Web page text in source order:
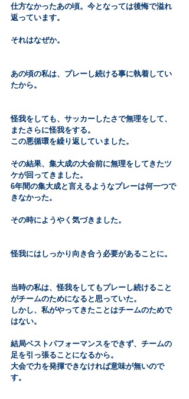
仕方なかったあの頃。今となっては後悔で溢れ
返っています。
それはなぜか。
あの頃の私は、プレーし続ける事に執着してい
たから。
怪我をしても、サッカーしたさで無理をして、
またさらに怪我をする。
この悪循環を繰り返していました。
その結果、集大成の大会前に無理をしてきたツ
ケが回ってきました。
6年間の集大成と言えるようなプレーは何一つで
きなかった。
その時にようやく気づきました。
怪我にはしっかり向き合う必要があることに。
当時の私は、怪我をしてもプレーし続けること
がチームのためになると思っていた。
しかし、私がやってきたことはチームのためで
はない。
結局ベストパフォーマンスをできず、チームの
足を引っ張ることになるから。
大会で力を発揮できなければ意味が無いので
す。